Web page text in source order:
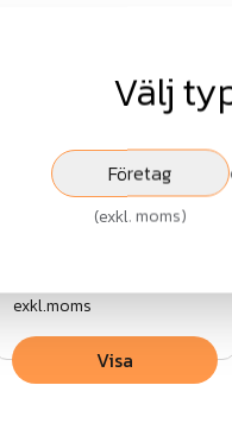
Blindnit -
exkl.moms
Visa
Välj
Företag
(exkl. moms)